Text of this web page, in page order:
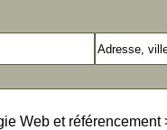
Web et référencement